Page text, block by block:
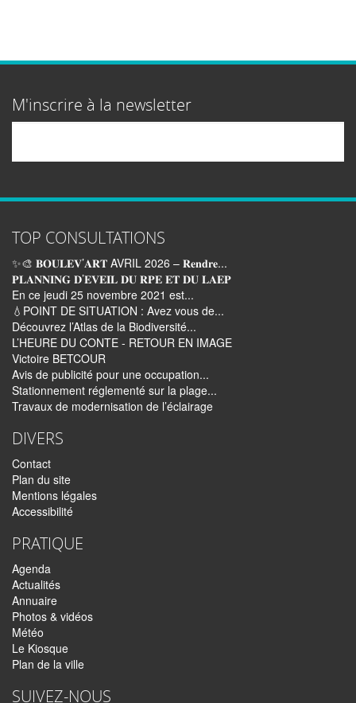
M'inscrire à la newsletter
TOP CONSULTATIONS
✨🎨 𝐁𝐎𝐔𝐋𝐄𝐕’𝐀𝐑𝐓 AVRIL 2026 – 𝐑𝐞𝐧𝐝𝐫𝐞...
𝐏𝐋𝐀𝐍𝐍𝐈𝐍𝐆 𝐃’𝐄𝐕𝐄𝐈𝐋 𝐃𝐔 𝐑𝐏𝐄 𝐄𝐓 𝐃𝐔 𝐋𝐀𝐄𝐏
En ce jeudi 25 novembre 2021 est...
💧POINT DE SITUATION : Avez vous de...
Découvrez l’Atlas de la Biodiversité...
L’HEURE DU CONTE - RETOUR EN IMAGE
Victoire BETCOUR
Avis de publicité pour une occupation...
Stationnement réglementé sur la plage...
Travaux de modernisation de l’éclairage
DIVERS
Contact
Plan du site
Mentions légales
Accessibilité
PRATIQUE
Agenda
Actualités
Annuaire
Photos & vidéos
Météo
Le Kiosque
Plan de la ville
SUIVEZ-NOUS